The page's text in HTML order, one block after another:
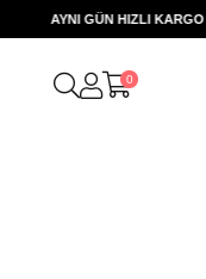
AYNI GÜN HIZLI KARGO VE
0